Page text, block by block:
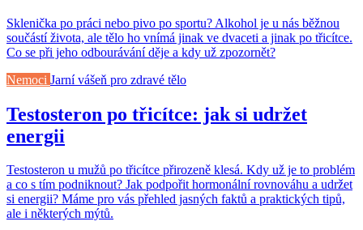
Sklenička po práci nebo pivo po sportu? Alkohol je u nás běžnou
součástí života, ale tělo ho vnímá jinak ve dvaceti a jinak po třicítce.
Co se při jeho odbourávání děje a kdy už zpozornět?
Nemoci Jarní vášeň pro zdravé tělo
Testosteron po třicítce: jak si udržet
energii
Testosteron u mužů po třicítce přirozeně klesá. Kdy už je to problém
a co s tím podniknout? Jak podpořit hormonální rovnováhu a udržet
si energii? Máme pro vás přehled jasných faktů a praktických tipů,
ale i některých mýtů.